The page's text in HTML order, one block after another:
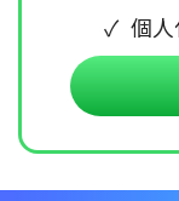
個